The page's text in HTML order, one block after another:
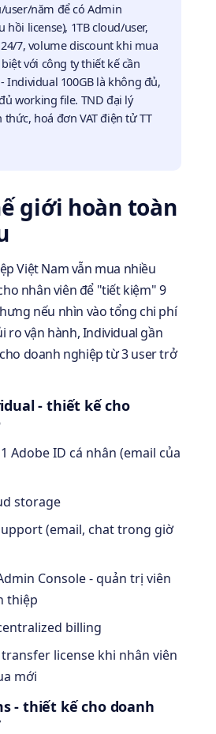
user/năm để có Admin
hồi license), 1TB cloud/user,
7, volume discount khi mua
với công ty thiết kế cần
Individual 100GB là không đủ,
working file. TND đại lý
thức, hoá đơn VAT điện tử TT
giới hoàn toàn
Việt Nam vẫn mua nhiều
nhân viên để "tiết kiệm" 9
nếu nhìn vào tổng chi phí
ro vận hành, Individual gần
doanh nghiệp từ 3 user trở
- thiết kế cho
Adobe ID cá nhân (email của
storage
(email, chat trong giờ
Console - quản trị viên
thiệp
billing
license khi nhân viên
mới
- thiết kế cho doanh